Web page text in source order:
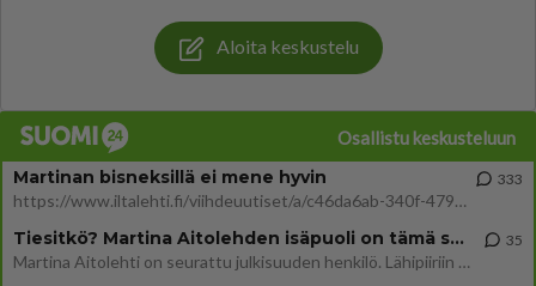
Aloita keskustelu
Osallistu keskusteluun
Martinan bisneksillä ei mene hyvin
https://www.iltalehti.fi/viihdeuutiset/a/c46da6ab-340f-4790-aaa7-0865eed2336 Yrityksen konkurssihakemus on tullut kärä
333
Tiesitkö? Martina Aitolehden isäpuoli on tämä suosittu laulaja
Martina Aitolehti on seurattu julkisuuden henkilö. Lähipiiriin mahtuu muitakin tunnettuja henkilöitä. Tiesitkö, että Ma
35